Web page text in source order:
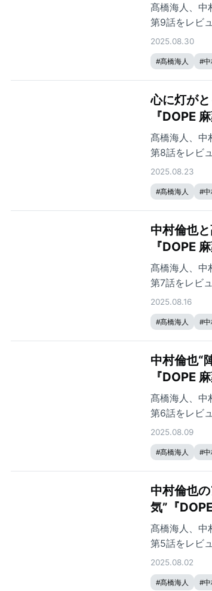
髙橋海人、中
第9話をレビ
2025.08.30
#髙橋海人 #
心に灯が
『DOPE
髙橋海人、中
第8話をレビ
2025.08.23
#髙橋海人 #
中村倫也
『DOPE
髙橋海人、中
第7話をレビ
2025.08.16
#髙橋海人 #
中村倫也“
『DOPE
髙橋海人、中
第6話をレビ
2025.08.09
#髙橋海人 #
中村倫也
気”『
髙橋海人、中
第5話をレビ
2025.08.02
#髙橋海人 #